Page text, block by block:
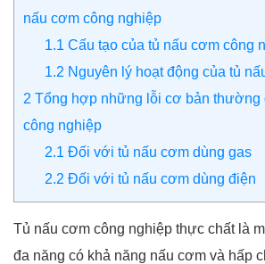
nấu cơm công nghiệp
1.1 Cấu tạo của tủ nấu cơm công
1.2 Nguyên lý hoạt động của tủ
2 Tổng hợp những lỗi cơ bản thường
công nghiệp
2.1 Đối với tủ nấu cơm dùng gas
2.2 Đối với tủ nấu cơm dùng điện
Tủ nấu cơm công nghiệp thực chất là
đa năng có khả năng nấu cơm và hấp